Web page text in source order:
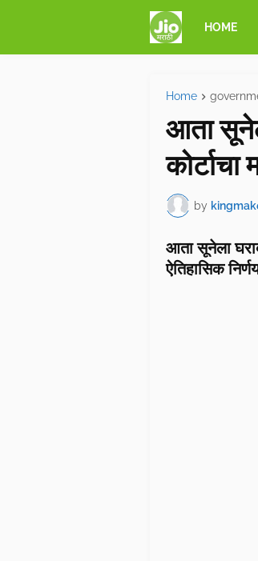
HOME
Home
आता
कोर्टाचा
by
आता सूनेला
ऐतिहासिक